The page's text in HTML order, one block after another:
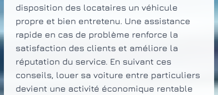
disposition des locataires un véhicule
propre et bien entretenu. Une assistance
rapide en cas de problème renforce la
satisfaction des clients et améliore la
réputation du service. En suivant ces
conseils, louer sa voiture entre particuliers
devient une activité économique rentable